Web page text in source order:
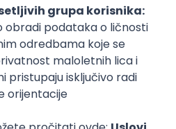
коректан, литература за испит